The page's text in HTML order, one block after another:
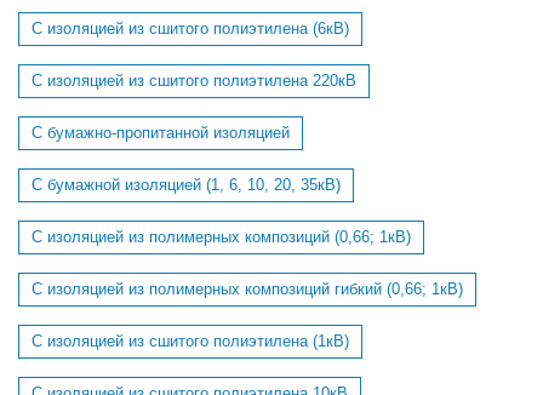
С изоляцией из сшитого полиэтилена (6кВ)
С изоляцией из сшитого полиэтилена 220кВ
С бумажно-пропитанной изоляцией
С бумажной изоляцией (1, 6, 10, 20, 35кВ)
С изоляцией из полимерных композиций (0,66; 1кВ)
С изоляцией из полимерных композиций гибкий (0,66; 1кВ)
С изоляцией из сшитого полиэтилена (1кВ)